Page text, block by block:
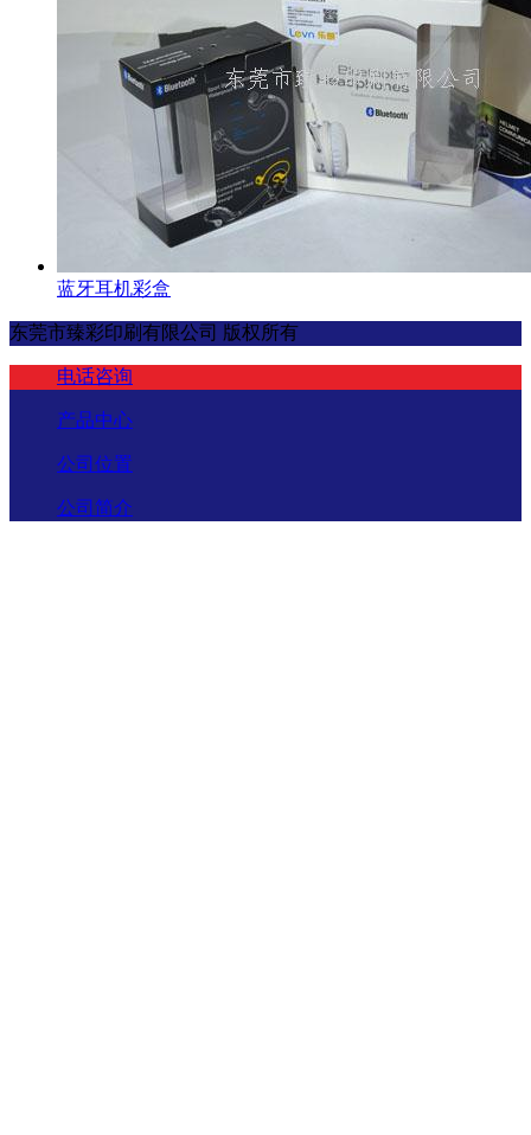
蓝牙耳机彩盒
东莞市臻彩印刷有限公司 版权所有
电话咨询
产品中心
公司位置
公司简介